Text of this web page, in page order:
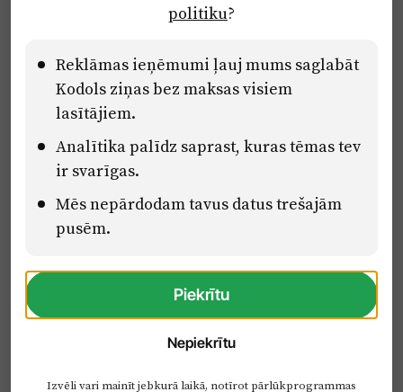
Pārredzamības paziņojumi
Eiropas Savienības Atveseļošanas un noturības mehānisma plāna
2.2. reformu un investīciju virziena “Uzņēmumu digitālā
transformācija un inovācijas” 2.2.1.5.i. investīcijas “Mediju nozares
uzņēmumu digitālās transformācijas veicināšana” pasākuma
“Mācības mediju nozares speciālistu digitālās kompetences un
zināšanu pilnveidošanai” projektā Latvijas Mediju nozares
politiku?
Reklāmas ieņēmumi ļauj mums saglabāt
Kodols ziņas bez maksas visiem
lasītājiem.
Analītika palīdz saprast, kuras tēmas tev
ir svarīgas.
Mēs nepārdodam tavus datus trešajām
pusēm.
Piekrītu
Nepiekrītu
Izvēli vari mainīt jebkurā laikā, notīrot pārlūkprogrammas